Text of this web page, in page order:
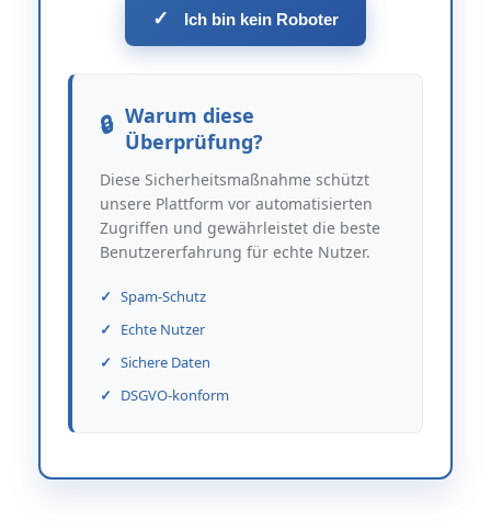
✓ Ich bin kein Roboter
Warum diese
Überprüfung?
Diese Sicherheitsmaßnahme schützt
unsere Plattform vor automatisierten
Zugriffen und gewährleistet die beste
Benutzererfahrung für echte Nutzer.
Spam-Schutz
Echte Nutzer
Sichere Daten
DSGVO-konform